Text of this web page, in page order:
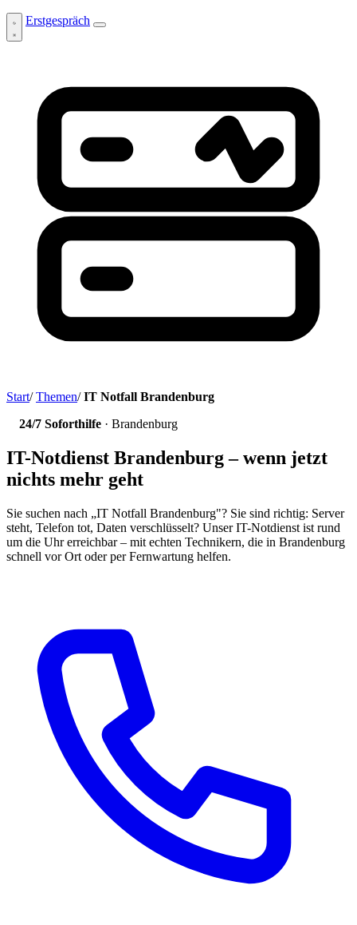
Erstgespräch
Start/ Themen/ IT Notfall Brandenburg
24/7 Soforthilfe · Brandenburg
IT-Notdienst Brandenburg – wenn jetzt
nichts mehr geht
Sie suchen nach „IT Notfall Brandenburg"? Sie sind richtig: Server
steht, Telefon tot, Daten verschlüsselt? Unser IT-Notdienst ist rund
um die Uhr erreichbar – mit echten Technikern, die in Brandenburg
schnell vor Ort oder per Fernwartung helfen.